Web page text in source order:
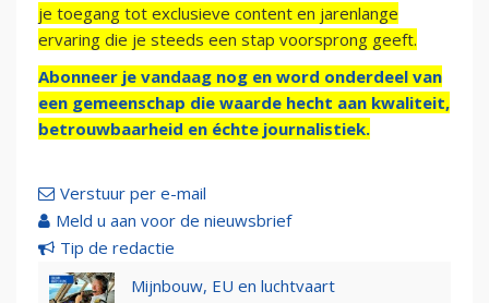
je toegang tot exclusieve content en jarenlange
ervaring die je steeds een stap voorsprong geeft.
Abonneer je vandaag nog en word onderdeel van
een gemeenschap die waarde hecht aan kwaliteit,
betrouwbaarheid en échte journalistiek.
Verstuur per e-mail
Meld u aan voor de nieuwsbrief
Tip de redactie
Mijnbouw, EU en luchtvaart